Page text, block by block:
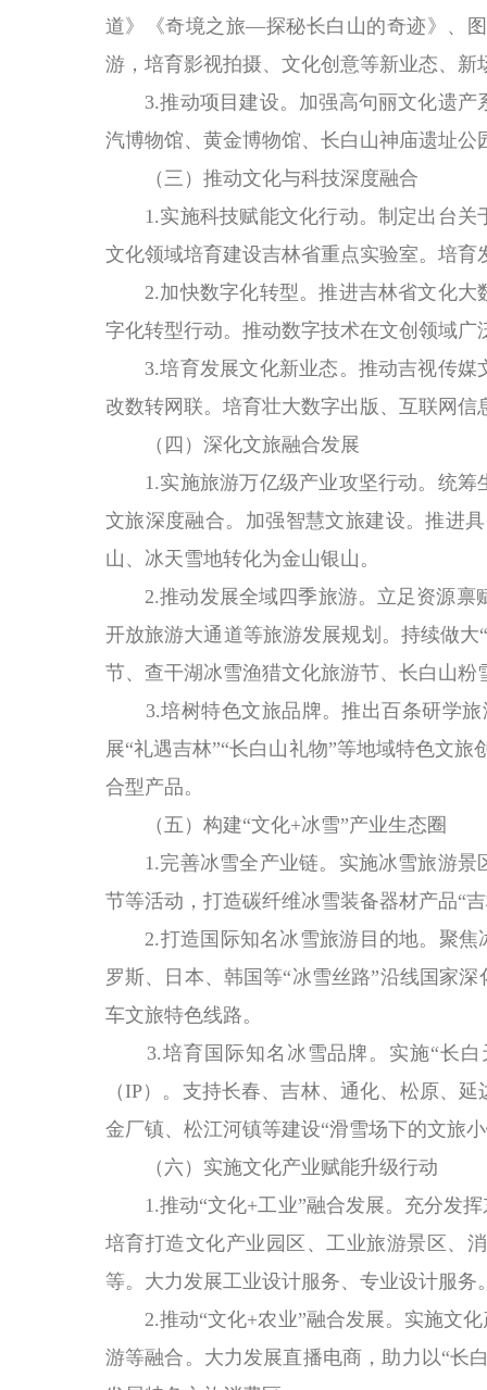
道》《奇境之旅—探秘长白山的奇迹》、
游，培育影视拍摄、文化创意等新业态、新
3.推动项目建设。加强高句丽文化遗产
汽博物馆、黄金博物馆、长白山神庙遗址
（三）推动文化与科技深度融合
1.实施科技赋能文化行动。制定出台关
文化领域培育建设吉林省重点实验室。培
2.加快数字化转型。推进吉林省文化大
字化转型行动。推动数字技术在文创领域
3.培育发展文化新业态。推动吉视传媒
改数转网联。培育壮大数字出版、互联网
（四）深化文旅融合发展
1.实施旅游万亿级产业攻坚行动。统筹
文旅深度融合。加强智慧文旅建设。推进
山、冰天雪地转化为金山银山。
2.推动发展全域四季旅游。立足资源禀
开放旅游大通道等旅游发展规划。持续做
节、查干湖冰雪渔猎文化旅游节、长白山
3.培树特色文旅品牌。推出百条研学旅
展“礼遇吉林”“长白山礼物”等地域特色文
合型产品。
（五）构建“文化+冰雪”产业生态圈
1.完善冰雪全产业链。实施冰雪旅游景
节等活动，打造碳纤维冰雪装备器材产品“
2.打造国际知名冰雪旅游目的地。聚焦
罗斯、日本、韩国等“冰雪丝路”沿线国家
车文旅特色线路。
3.培育国际知名冰雪品牌。实施“长白
（IP）。支持长春、吉林、通化、松原、
金厂镇、松江河镇等建设“滑雪场下的文旅
（六）实施文化产业赋能升级行动
1.推动“文化+工业”融合发展。充分发挥
培育打造文化产业园区、工业旅游景区、
等。大力发展工业设计服务、专业设计服务
2.推动“文化+农业”融合发展。实施文化
游等融合。大力发展直播电商，助力以“长